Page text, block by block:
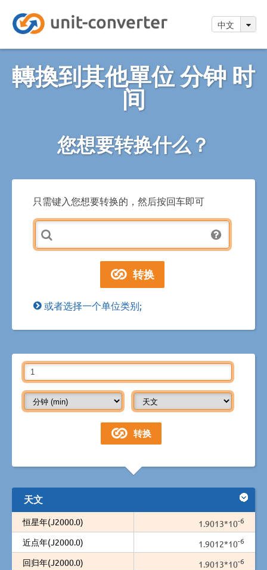
中文
轉換到其他單位 分钟 时
间
您想要转换什么？
只需键入您想要转换的，然后按回车即可
或者选择一个单位类别;
天文
恒星年(J2000.0) 1.9013*10-6
近点年(J2000.0) 1.9012*10-6
回归年(J2000.0) 1.9013*10-6